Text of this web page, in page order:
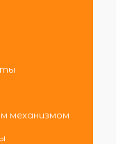
механизмом